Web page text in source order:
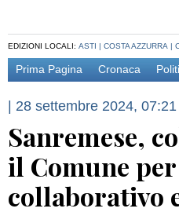
EDIZIONI LOCALI: ASTI | COSTA AZZURRA |
Prima Pagina Cronaca
| 28 settembre 2024, 07:21
Sanremese,
il Comune
collaborativo